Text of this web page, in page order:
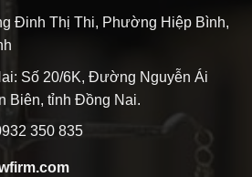
Đinh Thị Thi, Phường Hiệp Bình,
Số 20/6K, Đường Nguyễn Ái
Biên, tỉnh Đồng Nai.
350 835